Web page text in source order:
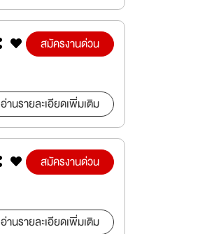
สมัครงานด่วน
อ่านรายละเอียดเพิ่มเติม
สมัครงานด่วน
อ่านรายละเอียดเพิ่มเติม